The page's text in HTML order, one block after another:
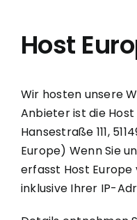
Host
Wir hosten unsere
Anbieter ist die Host
Hansestraße 111,
Europe) Wenn Sie
erfasst Host Europe
inklusive Ihrer IP-